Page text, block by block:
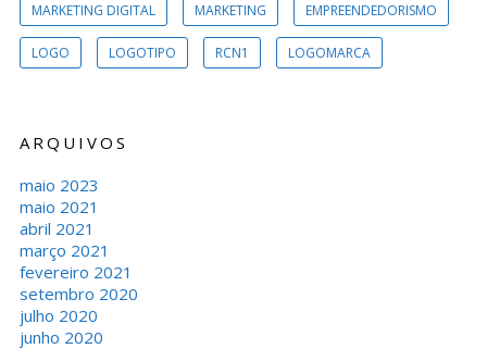
MARKETING DIGITAL MARKETING EMPREENDEDORISMO
LOGO LOGOTIPO RCN1 LOGOMARCA
ARQUIVOS
maio 2023
maio 2021
abril 2021
março 2021
fevereiro 2021
setembro 2020
julho 2020
junho 2020